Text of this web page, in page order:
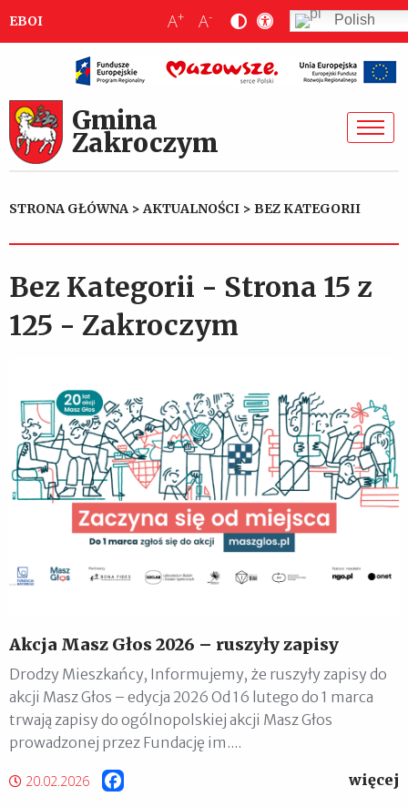
EBOI A+ A- Polish
Gmina
Zakroczym
STRONA GŁÓWNA >AKTUALNOŚCI > BEZ KATEGORII
Bez Kategorii - Strona 15 z
125 - Zakroczym
Akcja Masz Głos 2026 – ruszyły zapisy
Drodzy Mieszkańcy, Informujemy, że ruszyły zapisy do
akcji Masz Głos – edycja 2026 Od 16 lutego do 1 marca
trwają zapisy do ogólnopolskiej akcji Masz Głos
prowadzonej przez Fundację im....
20.02.2026 więcej